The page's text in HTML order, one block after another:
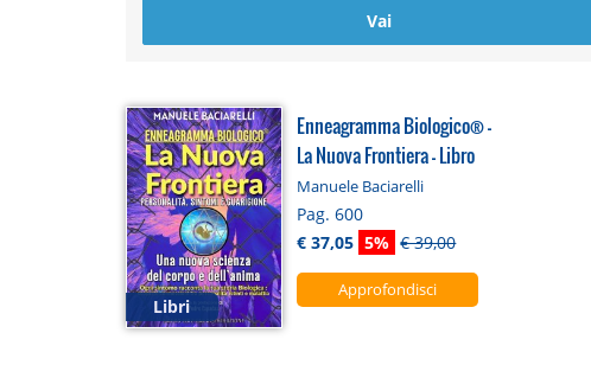
Libri
Enneagramma Biologico® -
La Nuova Frontiera - Libro
Manuele Baciarelli
Pag. 600
€ 37,05 5% € 39,00
Approfondisci